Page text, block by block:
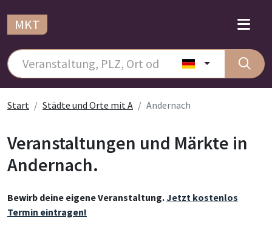
MKT
Start Städte und Orte mit A Andernach
Veranstaltungen und Märkte in
Andernach.
Bewirb deine eigene Veranstaltung.Jetzt kostenlos
Termin eintragen!